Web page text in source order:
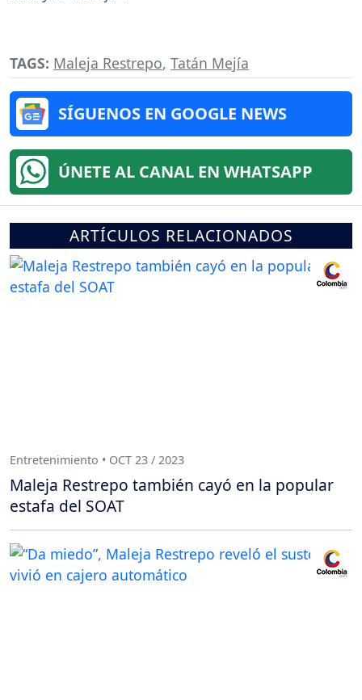
TAGS: Maleja Restrepo, Tatán Mejía
SÍGUENOS EN GOOGLE NEWS
ÚNETE AL CANAL EN WHATSAPP
ARTÍCULOS RELACIONADOS
Entretenimiento • OCT 23 / 2023
Maleja Restrepo también cayó en la popular
estafa del SOAT